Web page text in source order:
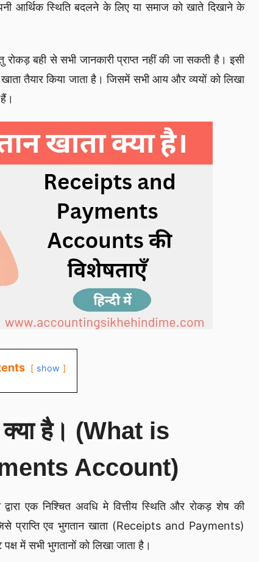
आर्थिक स्थिति बदलने के लिए या समाज को खाते दिखाने के
रोकड़ बही से सभी जानकारी प्राप्त नहीं की जा सकती है। इसी
तैयार किया जाता है। जिसमें सभी आय और व्ययों को लिखा
show
क्या है। (What is
Account)
एक निश्चित अवधि मे वित्तीय स्थिति और रोकड़ शेष की
प्राप्ति एव भुगतान खाता (Receipts and Payments)
में सभी भुगतानों को लिखा जाता है।